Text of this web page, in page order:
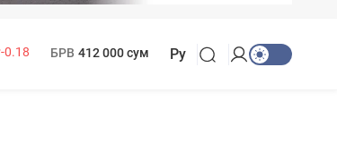
-0.18
БРВ 412 000 сум Ру